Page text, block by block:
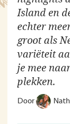
Island en
echter
groot als
variëteit
je mee
plekken.
Door